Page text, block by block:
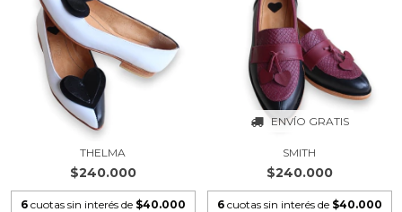
THELMA
$240.000
6 cuotas sin interés de $40.000
ENVÍO GRATIS
SMITH
$240.000
6 cuotas sin interés de $40.000